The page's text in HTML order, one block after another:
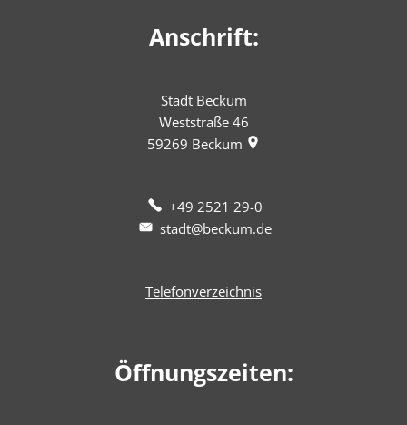
Anschrift:
Stadt Beckum
Weststraße 46
59269 Beckum
+49 2521 29-0
stadt@beckum.de
Telefonverzeichnis
Öffnungszeiten: